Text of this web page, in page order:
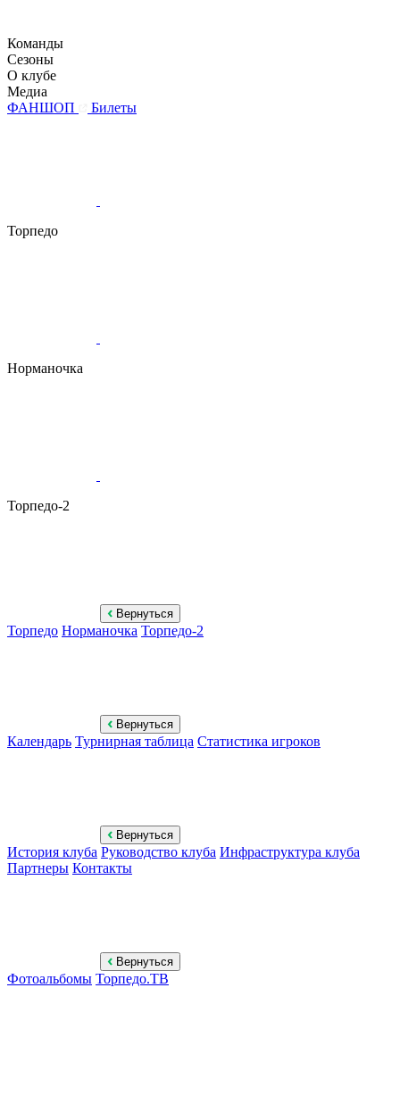
Команды
Сезоны
О клубе
Медиа
ФАНШОП
Билеты
Торпедо
Норманочка
Торпедо-2
Вернуться
Торпедо Норманочка Торпедо-2
Вернуться
Календарь Турнирная таблица Статистика игроков
Вернуться
История клуба Руководство клуба Инфраструктура клуба
Партнеры Контакты
Вернуться
Фотоальбомы Торпедо.ТВ